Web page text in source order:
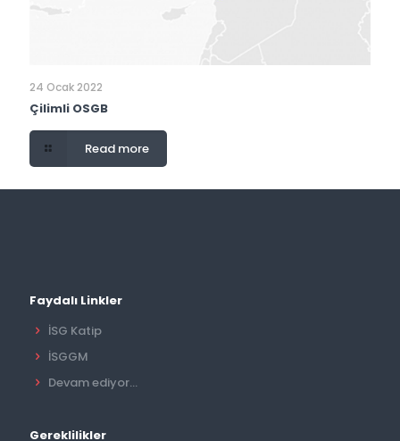
24 Ocak 2022
Çilimli OSGB
Read more
Faydalı Linkler
İSG Katip
İSGGM
Devam ediyor...
Gereklilikler